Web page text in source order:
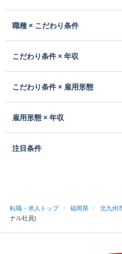
職種 × こだわり条件
こだわり条件 × 年収
こだわり条件 × 雇用形態
雇用形態 × 年収
注目条件
転職・求人トップ / 福岡県 / 北九州
ナル社員)